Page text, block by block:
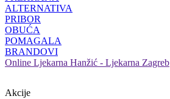
ALTERNATIVA
PRIBOR
OBUĆA
POMAGALA
BRANDOVI
Online Ljekarna Hanžić - Ljekarna Zagreb
Akcije